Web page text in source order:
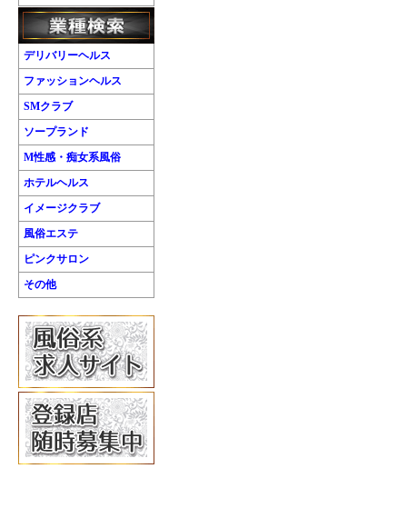
デリバリーヘルス
ファッションヘルス
SMクラブ
ソープランド
M性感・痴女系風俗
ホテルヘルス
イメージクラブ
風俗エステ
ピンクサロン
その他